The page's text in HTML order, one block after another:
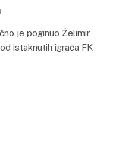
je poginuo Želimir
istaknutih igrača FK